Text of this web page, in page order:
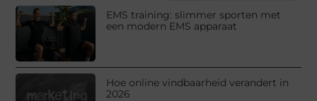
EMS training: slimmer sporten met
een modern EMS apparaat
Hoe online vindbaarheid verandert in
2026